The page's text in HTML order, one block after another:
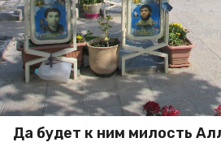
Да будет к ним милость